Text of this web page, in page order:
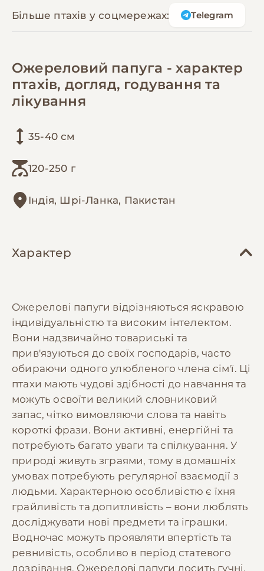
Більше птахів у соцмережах: Telegram
Ожереловий папуга - характер
птахів, догляд, годування та
лікування
35-40 см
120-250 г
Індія, Шрі-Ланка, Пакистан
Характер
Ожерелові папуги відрізняються яскравою
індивідуальністю та високим інтелектом.
Вони надзвичайно товариські та
прив'язуються до своїх господарів, часто
обираючи одного улюбленого члена сім'ї. Ці
птахи мають чудові здібності до навчання та
можуть освоїти великий словниковий
запас, чітко вимовляючи слова та навіть
короткі фрази. Вони активні, енергійні та
потребують багато уваги та спілкування. У
природі живуть зграями, тому в домашніх
умовах потребують регулярної взаємодії з
людьми. Характерною особливістю є їхня
грайливість та допитливість – вони люблять
досліджувати нові предмети та іграшки.
Водночас можуть проявляти впертість та
ревнивість, особливо в період статевого
дозрівання. Ожерелові папуги досить гучні,